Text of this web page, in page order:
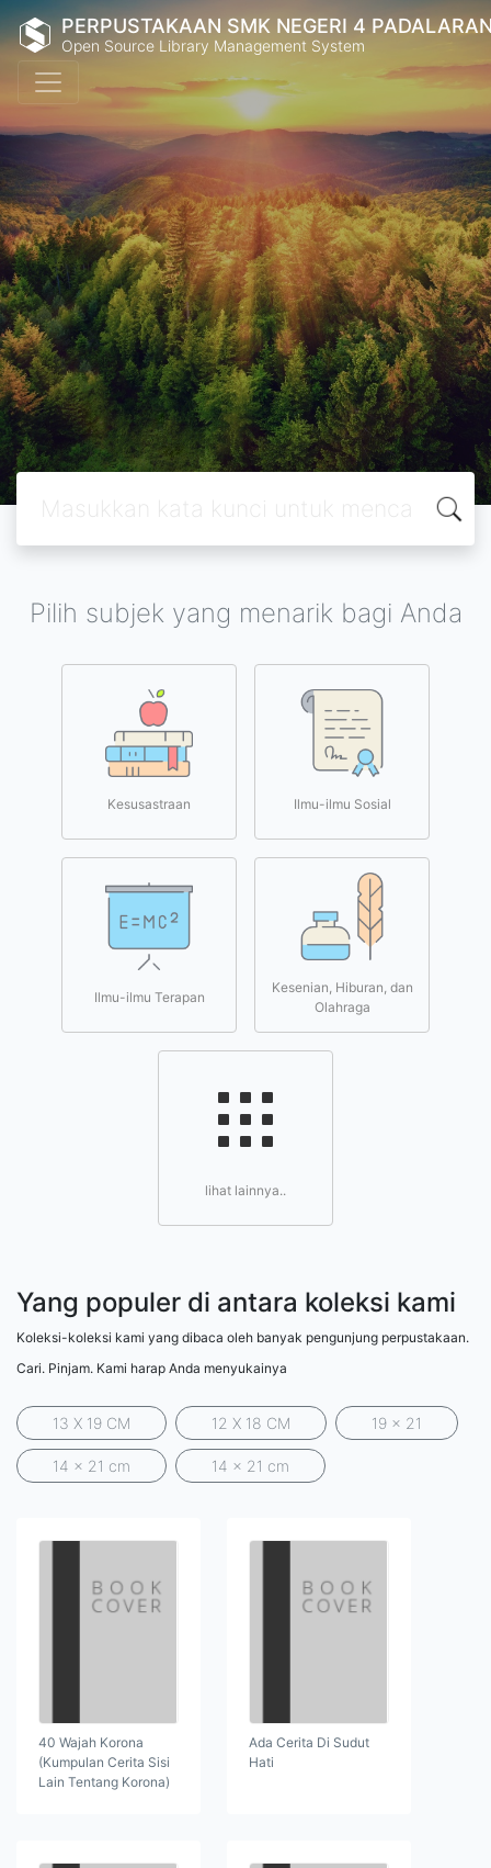
PERPUSTAKAAN SMK NEGERI 4
Open Source Library Management System
Pilih subjek yang menarik bagi Anda
Kesusastraan Ilmu-ilmu Sosial
Ilmu-ilmu Terapan
Kesenian, Hiburan, dan
Olahraga
lihat lainnya..
Yang populer di antara koleksi kami
Koleksi-koleksi kami yang dibaca oleh banyak pengunjung perpustakaan.
Cari. Pinjam. Kami harap Anda menyukainya
13 X 19 CM 12 X 18 CM 19 x 21
14 x 21 cm 14 x 21 cm
40 Wajah Korona
(Kumpulan Cerita Sisi
Lain Tentang Korona)
Ada Cerita Di Sudut
Hati